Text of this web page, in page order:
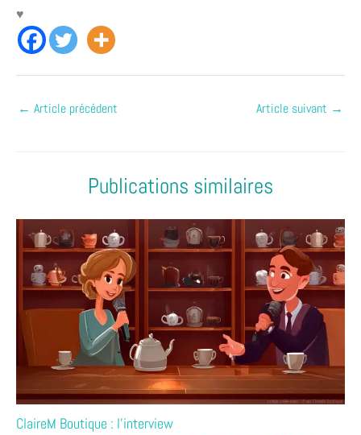
♥
← Article précédent Article suivant →
Publications similaires
ClaireM Boutique : l’interview